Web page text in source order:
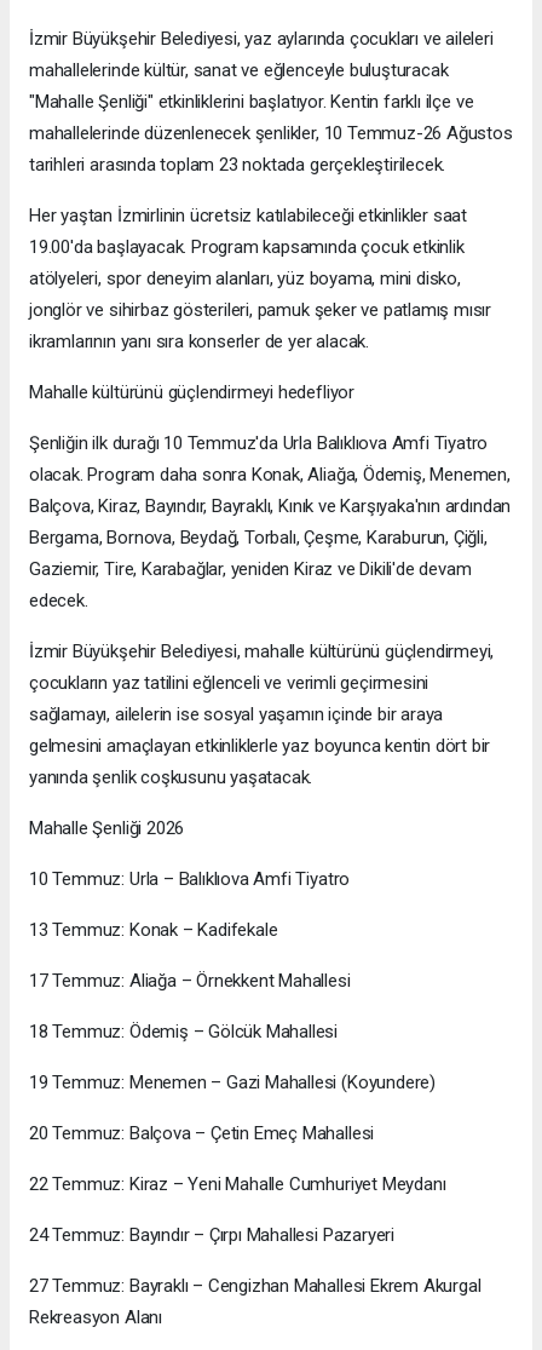
İzmir Büyükşehir Belediyesi, yaz aylarında çocukları ve aileleri
mahallelerinde kültür, sanat ve eğlenceyle buluşturacak
"Mahalle Şenliği" etkinliklerini başlatıyor. Kentin farklı ilçe ve
mahallelerinde düzenlenecek şenlikler, 10 Temmuz-26 Ağustos
tarihleri arasında toplam 23 noktada gerçekleştirilecek.
Her yaştan İzmirlinin ücretsiz katılabileceği etkinlikler saat
19.00'da başlayacak. Program kapsamında çocuk etkinlik
atölyeleri, spor deneyim alanları, yüz boyama, mini disko,
jonglör ve sihirbaz gösterileri, pamuk şeker ve patlamış mısır
ikramlarının yanı sıra konserler de yer alacak.
Mahalle kültürünü güçlendirmeyi hedefliyor
Şenliğin ilk durağı 10 Temmuz'da Urla Balıklıova Amfi Tiyatro
olacak. Program daha sonra Konak, Aliağa, Ödemiş, Menemen,
Balçova, Kiraz, Bayındır, Bayraklı, Kınık ve Karşıyaka'nın ardından
Bergama, Bornova, Beydağ, Torbalı, Çeşme, Karaburun, Çiğli,
Gaziemir, Tire, Karabağlar, yeniden Kiraz ve Dikili'de devam
edecek.
İzmir Büyükşehir Belediyesi, mahalle kültürünü güçlendirmeyi,
çocukların yaz tatilini eğlenceli ve verimli geçirmesini
sağlamayı, ailelerin ise sosyal yaşamın içinde bir araya
gelmesini amaçlayan etkinliklerle yaz boyunca kentin dört bir
yanında şenlik coşkusunu yaşatacak.
Mahalle Şenliği 2026
10 Temmuz: Urla – Balıklıova Amfi Tiyatro
13 Temmuz: Konak – Kadifekale
17 Temmuz: Aliağa – Örnekkent Mahallesi
18 Temmuz: Ödemiş – Gölcük Mahallesi
19 Temmuz: Menemen – Gazi Mahallesi (Koyundere)
20 Temmuz: Balçova – Çetin Emeç Mahallesi
22 Temmuz: Kiraz – Yeni Mahalle Cumhuriyet Meydanı
24 Temmuz: Bayındır – Çırpı Mahallesi Pazaryeri
27 Temmuz: Bayraklı – Cengizhan Mahallesi Ekrem Akurgal
Rekreasyon Alanı